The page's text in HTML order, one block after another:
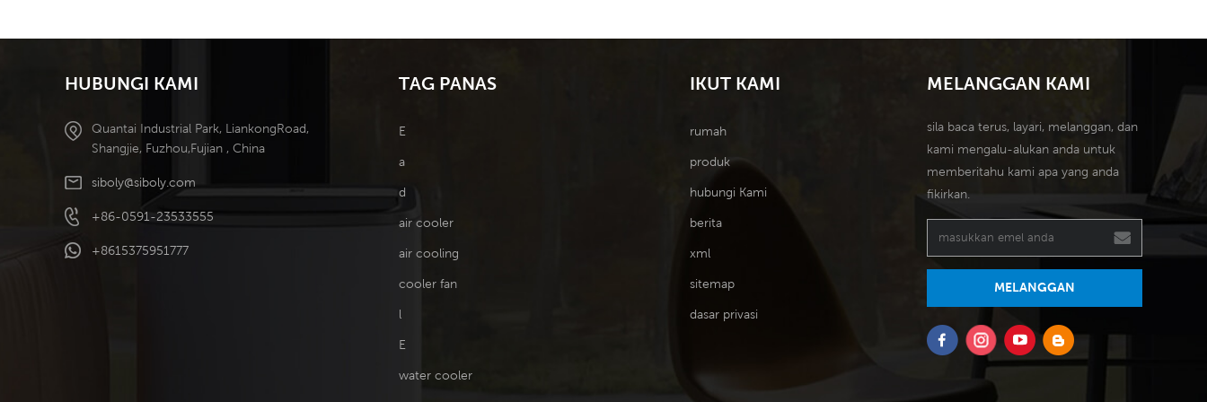
Penyejukan
HUBUNGI KAMI
Quantai Industrial Park, LiankongRoad,
Shangjie, Fuzhou,Fujian , China
siboly@siboly.com
+86-0591-23533555
+8615375951777
TAG PANAS
E
a
d
air cooler
air cooling
cooler fan
l
E
water cooler
IKUT KAMI
rumah
produk
hubungi Kami
berita
xml
sitemap
dasar privasi
MELANGGAN KAMI
sila baca terus, layari, melanggan, dan
kami mengalu-alukan anda untuk
memberitahu kami apa yang anda
fikirkan.
MELANGGAN